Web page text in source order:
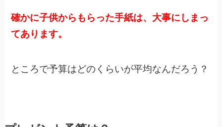
確かに子供からもらった手紙は、大事にしまっ
てあります。
ところで予算はどのくらいが平均なんだろう？